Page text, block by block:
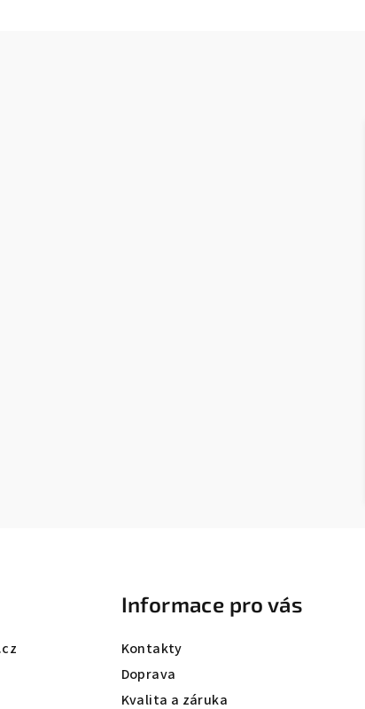
Informace pro vás
Kontakty
Doprava
Kvalita a záruka